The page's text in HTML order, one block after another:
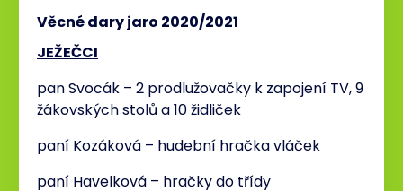
Věcné dary jaro 2020/2021
JEŽEČCI
pan Svocák – 2 prodlužovačky k zapojení TV, 9
žákovských stolů a 10 židliček
paní Kozáková – hudební hračka vláček
paní Havelková – hračky do třídy